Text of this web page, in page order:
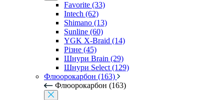
Favorite (33)
Intech (62)
Shimano (13)
Sunline (60)
YGK X-Braid (14)
Різне (45)
Шнури Brain (29)
Шнури Select (129)
Флюорокарбон (163)
Флюорокарбон (163)